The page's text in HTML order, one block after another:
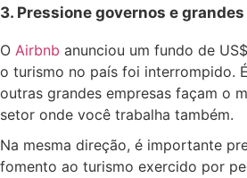
3. Pressione governos e
O Airbnb anunciou um fundo de
o turismo no país foi interrompido.
outras grandes empresas façam o
setor onde você trabalha também.
Na mesma direção, é importante
fomento ao turismo exercido por